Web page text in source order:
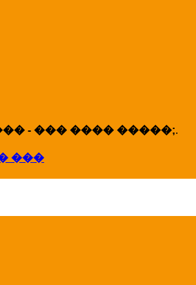
- ��� ���� �����;.
���